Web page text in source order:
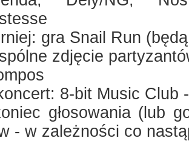
gra Snail Run
zdjęcie
8-bit Music Club
głosowania (lub
- w zależności co